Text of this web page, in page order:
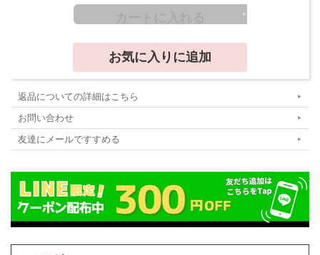
返品についての詳細はこちら
お問い合わせ
友達にメールですすめる